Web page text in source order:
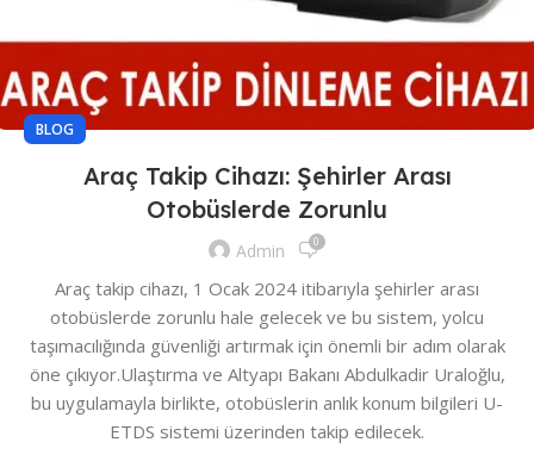
BLOG
Araç Takip Cihazı: Şehirler Arası
Otobüslerde Zorunlu
Admin 0
Araç takip cihazı, 1 Ocak 2024 itibarıyla şehirler arası
otobüslerde zorunlu hale gelecek ve bu sistem, yolcu
taşımacılığında güvenliği artırmak için önemli bir adım olarak
öne çıkıyor.Ulaştırma ve Altyapı Bakanı Abdulkadir Uraloğlu,
bu uygulamayla birlikte, otobüslerin anlık konum bilgileri U-
ETDS sistemi üzerinden takip edilecek.